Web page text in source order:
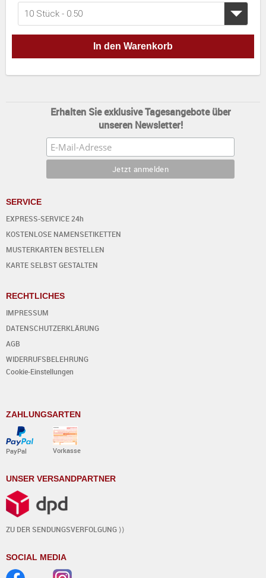
10 Stück - 0.50
In den Warenkorb
Erhalten Sie exklusive Tagesangebote über
unseren Newsletter!
SERVICE
EXPRESS-SERVICE 24h
KOSTENLOSE NAMENSETIKETTEN
MUSTERKARTEN BESTELLEN
KARTE SELBST GESTALTEN
RECHTLICHES
IMPRESSUM
DATENSCHUTZERKLÄRUNG
AGB
WIDERRUFSBELEHRUNG
Cookie-Einstellungen
ZAHLUNGSARTEN
PayPal Vorkasse
UNSER VERSANDPARTNER
ZU DER SENDUNGSVERFOLGUNG ⟩⟩
SOCIAL MEDIA